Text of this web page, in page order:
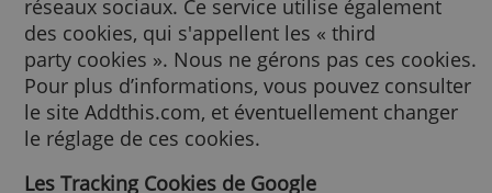
Third Party Cookie Addthis
Ce site utilise les services d’Addthis, qui
permettent de partager de l’information sur
réseaux sociaux. Ce service utilise
des cookies, qui s'appellent les « third